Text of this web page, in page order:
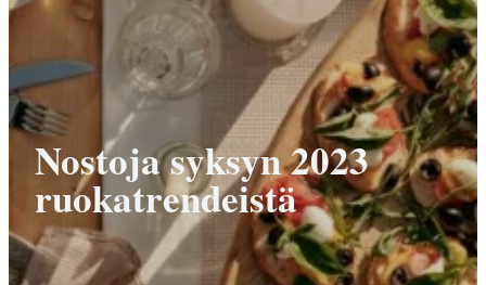
Nostoja syksyn 2023
ruokatrendeistä